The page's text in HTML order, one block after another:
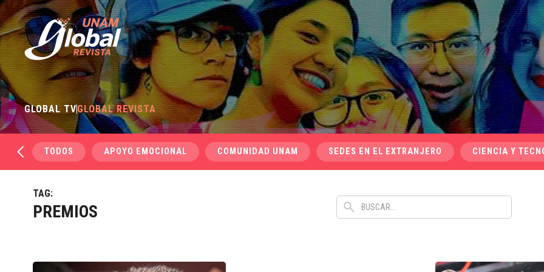
GLOBAL TVGLOBAL REVISTA
TODOS APOYO EMOCIONAL COMUNIDAD UNAM SEDES EN EL EXTRANJERO CIENCIA Y
TAG:
PREMIOS